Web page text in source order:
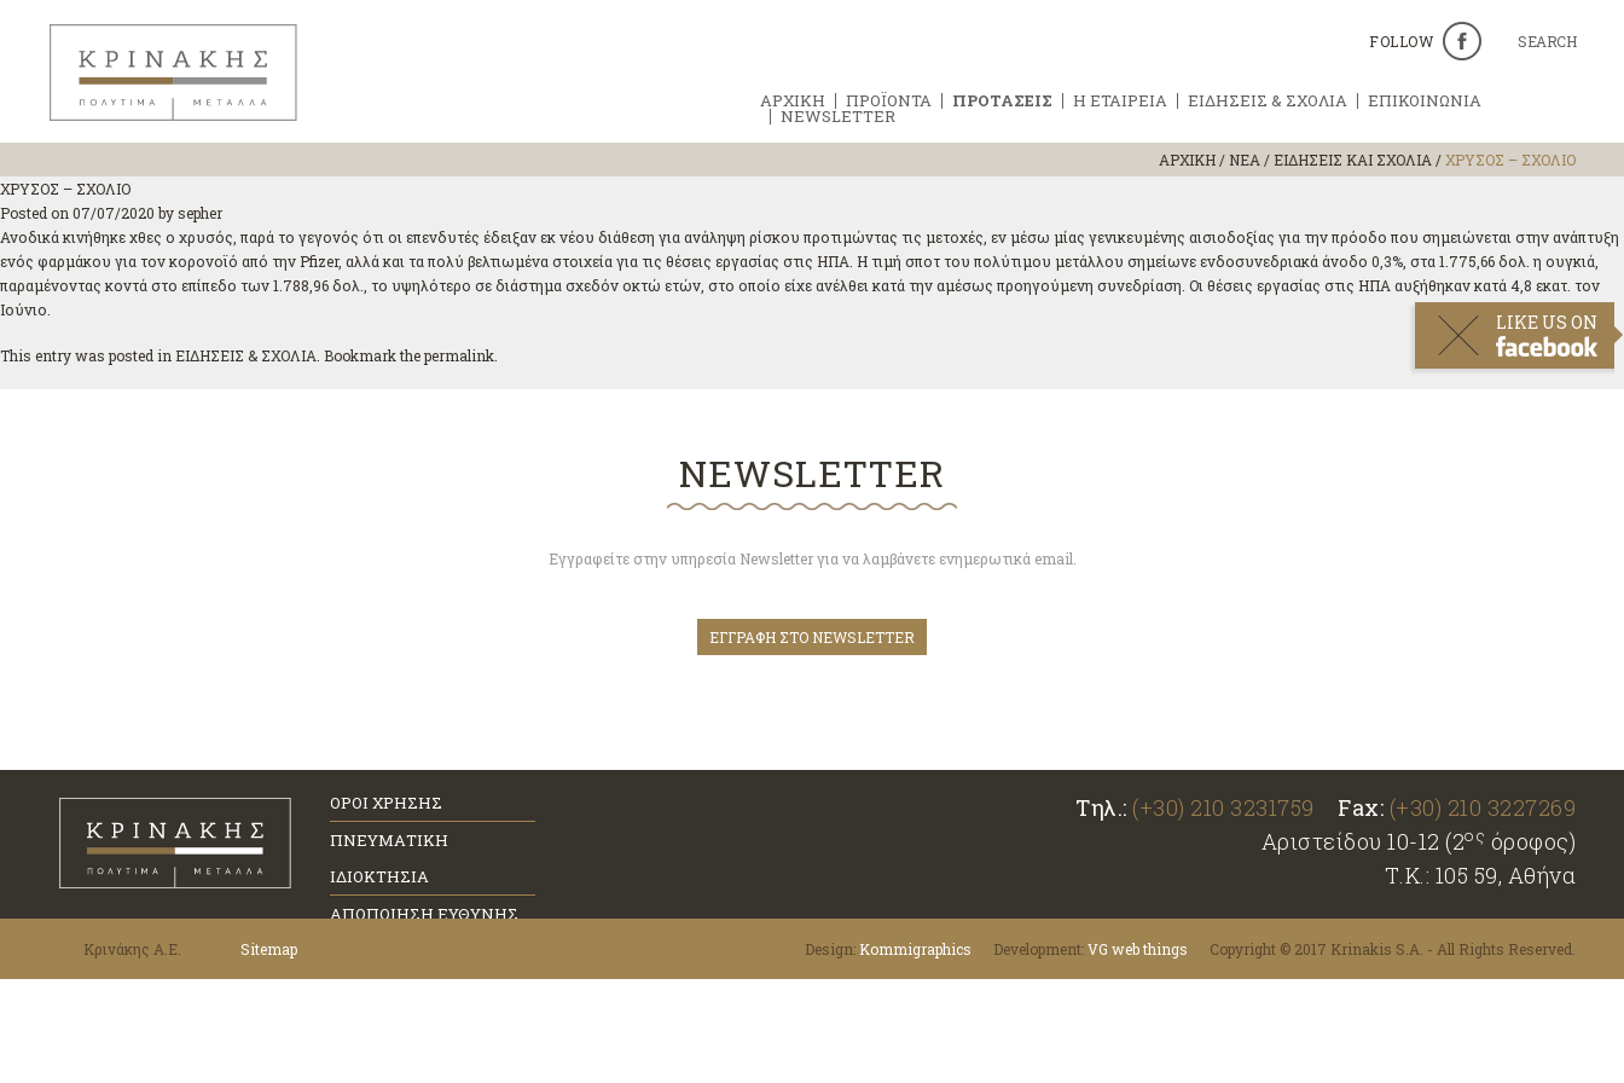
FOLLOW SEARCH
ΑΡΧΙΚΗ ΠΡΟΪΟΝΤΑ ΠΡΟΤΑΣΕΙΣ Η ΕΤΑΙΡΕΙΑ ΕΙΔΗΣΕΙΣ & ΣΧΟΛΙΑ ΕΠΙΚΟΙΝΩΝΙΑ
NEWSLETTER
ΑΡΧΙΚΗ / ΝΕΑ / ΕΙΔΗΣΕΙΣ ΚΑΙ ΣΧΟΛΙΑ /ΧΡΥΣΟΣ – ΣΧΟΛΙΟ
ΧΡΥΣΟΣ – ΣΧΟΛΙΟ
Posted on 07/07/2020 bysepher
Ανοδικά κινήθηκε χθες ο χρυσός, παρά το γεγονός ότι οι επενδυτές έδειξαν εκ νέου διάθεση για ανάληψη ρίσκου προτιμώντας τις μετοχές, εν μέσω μίας γενικευμένης αισιοδοξίας για την πρόοδο που σημειώνεται στην ανάπτυξη
ενός φαρμάκου για τον κορονοϊό από την Pfizer, αλλά και τα πολύ βελτιωμένα στοιχεία για τις θέσεις εργασίας στις ΗΠΑ. Η τιμή σποτ του πολύτιμου μετάλλου σημείωνε ενδοσυνεδριακά άνοδο 0,3%, στα 1.775,66 δολ. η ουγκιά,
παραμένοντας κοντά στο επίπεδο των 1.788,96 δολ., το υψηλότερο σε διάστημα σχεδόν οκτώ ετών, στο οποίο είχε ανέλθει κατά την αμέσως προηγούμενη συνεδρίαση. Οι θέσεις εργασίας στις ΗΠΑ αυξήθηκαν κατά 4,8 εκατ. τον
Ιούνιο.
This entry was posted in ΕΙΔΗΣΕΙΣ & ΣΧΟΛΙΑ . Bookmark thepermalink
NEWSLETTER
Εγγραφείτε στην υπηρεσία Newsletter για να λαμβάνετε ενημερωτικά email.
ΕΓΓΡΑΦΗ ΣΤΟ NEWSLETTER
ΟΡΟΙ ΧΡΗΣΗΣ
ΠΝΕΥΜΑΤΙΚΗ
ΙΔΙΟΚΤΗΣΙΑ
ΑΠΟΠΟΙΗΣΗ ΕΥΘΥΝΗΣ
Τηλ.: (+30) 210 3231759 Fax: (+30) 210 3227269
Αριστείδου 10-12 (2ος όροφος)
Τ.Κ.: 105 59, Αθήνα
Κρινάκης Α.Ε. Sitemap Design: Κommigraphics Development:VG web things Copyright © 2017 Krinakis S.A. - All Rights Reserved.
LIKE US ON